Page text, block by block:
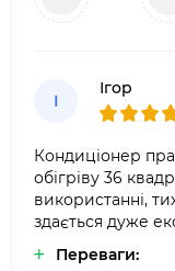
І
Ігор
Кондиціонер
обігріву 36
використанні,
здається дуже
Переваги: